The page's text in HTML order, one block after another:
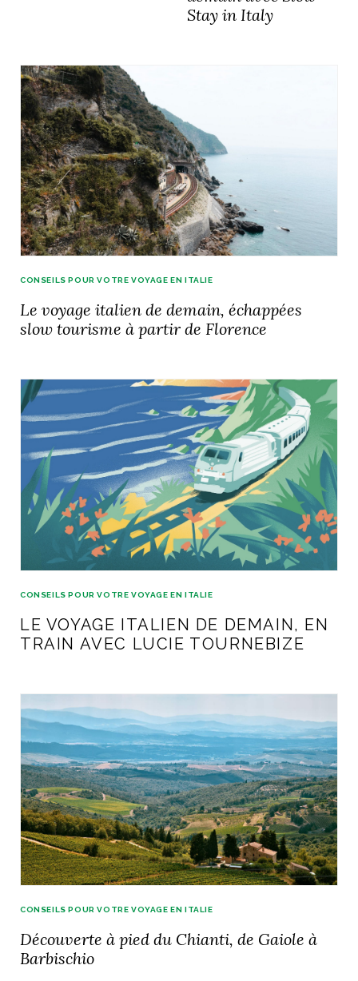
Stay in Italy
CONSEILS POUR VOTRE VOYAGE EN ITALIE
Le voyage italien de demain, échappées
slow tourisme à partir de Florence
CONSEILS POUR VOTRE VOYAGE EN ITALIE
LE VOYAGE ITALIEN DE DEMAIN, EN
TRAIN AVEC LUCIE TOURNEBIZE
CONSEILS POUR VOTRE VOYAGE EN ITALIE
Découverte à pied du Chianti, de Gaiole à
Barbischio